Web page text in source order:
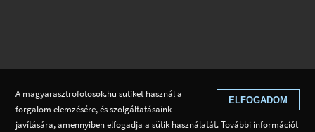
ELFOGADOM
A magyarasztrofotosok.hu sütiket használ a
forgalom elemzésére, és szolgáltatásaink
javítására, amennyiben elfogadja a sütik használatát. További információt